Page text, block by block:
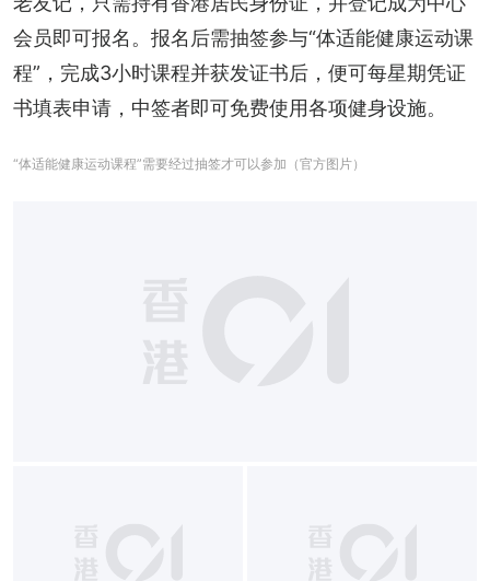
会员即可报名。报名后需抽签参与“体适能健康运动课
程”，完成3小时课程并获发证书后，便可每星期凭证
书填表申请，中签者即可免费使用各项健身设施。
“体适能健康运动课程”需要经过抽签才可以参加（官方图片）